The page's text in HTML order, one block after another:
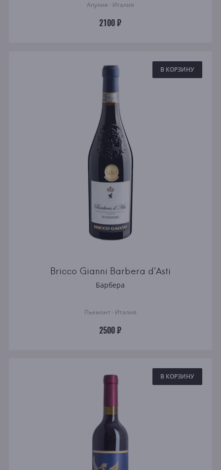
Апулия · Италия
2100 ₽
В КОРЗИНУ
Bricco Gianni Barbera d'Asti
Барбера
Пьемонт · Италия
2500 ₽
В КОРЗИНУ